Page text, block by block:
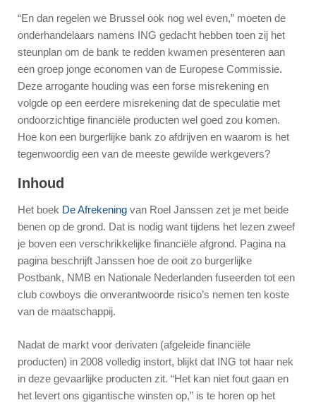
“En dan regelen we Brussel ook nog wel even,” moeten de
onderhandelaars namens ING gedacht hebben toen zij het
steunplan om de bank te redden kwamen presenteren aan
een groep jonge economen van de Europese Commissie.
Deze arrogante houding was een forse misrekening en
volgde op een eerdere misrekening dat de speculatie met
ondoorzichtige financiële producten wel goed zou komen.
Hoe kon een burgerlijke bank zo afdrijven en waarom is het
tegenwoordig een van de meeste gewilde werkgevers?
Inhoud
Het boek De Afrekening van Roel Janssen zet je met beide
benen op de grond. Dat is nodig want tijdens het lezen zweef
je boven een verschrikkelijke financiële afgrond. Pagina na
pagina beschrijft Janssen hoe de ooit zo burgerlijke
Postbank, NMB en Nationale Nederlanden fuseerden tot een
club cowboys die onverantwoorde risico’s nemen ten koste
van de maatschappij.
Nadat de markt voor derivaten (afgeleide financiële
producten) in 2008 volledig instort, blijkt dat ING tot haar nek
in deze gevaarlijke producten zit. “Het kan niet fout gaan en
het levert ons gigantische winsten op,” is te horen op het